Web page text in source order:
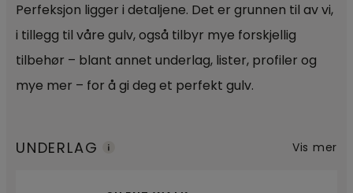
Perfeksjon ligger i detaljene. Det er grunnen til av vi,
i tillegg til våre gulv, også tilbyr mye forskjellig
tilbehør – blant annet underlag, lister, profiler og
mye mer – for å gi deg et perfekt gulv.
UNDERLAG Vis mer